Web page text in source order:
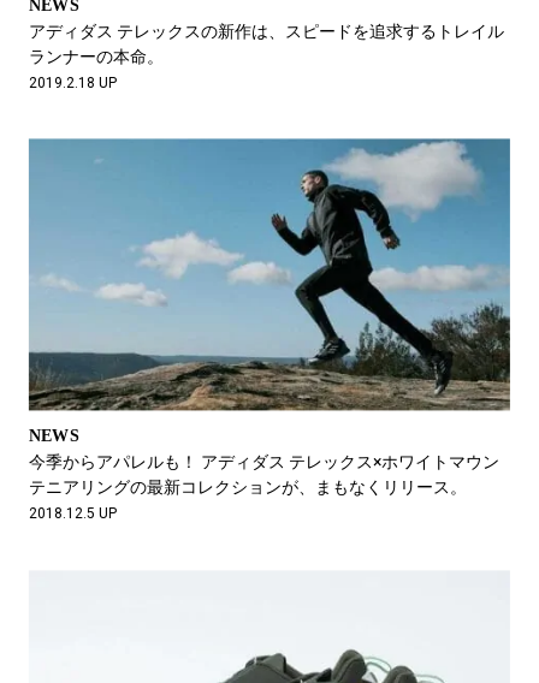
NEWS
アディダス テレックスの新作は、スピードを追求するトレイル
ランナーの本命。
2019.2.18 UP
NEWS
今季からアパレルも！ アディダス テレックス×ホワイトマウン
テニアリングの最新コレクションが、まもなくリリース。
2018.12.5 UP